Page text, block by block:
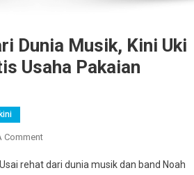
Dunia Musik, Kini Uki
Usaha Pakaian
CommentOn
Rehat
rehat dari dunia musik dan band Noah